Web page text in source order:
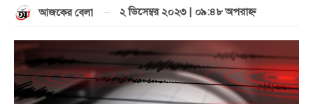
আজকের বেলা ২ ডিসেম্বর ২০২৩ | ০৯:৪৮ অপরাহ্ণ